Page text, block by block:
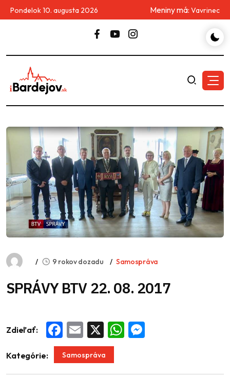
Pondelok 10. augusta 2026 Meniny má: Vavrinec
9 rokov dozadu Samospráva
SPRÁVY BTV 22. 08. 2017
Zdieľať: Facebook
Email WhatsApp
Kategórie: Samospráva